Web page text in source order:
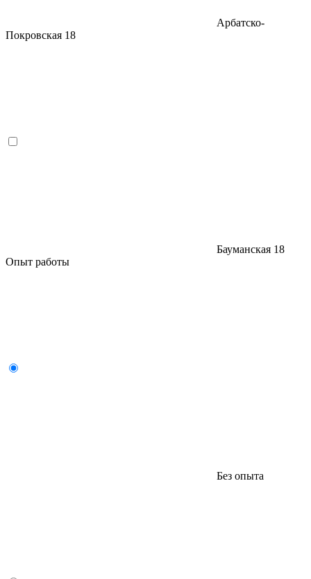
Арбатско-
Покровская 18
Бауманская 18
Опыт работы
Без опыта